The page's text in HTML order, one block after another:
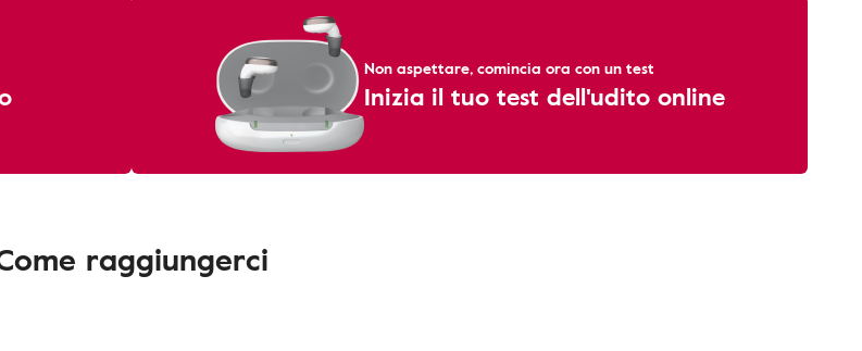
Non aspettare, comincia ora con un test
Inizia il tuo test dell'udito online
raggiungerci